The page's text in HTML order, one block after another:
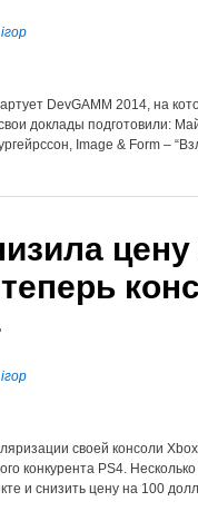
DevGAMM 2014, на
доклады подготовили:
Image & Form –
своей консоли
конкурента PS4.
и снизить цену на 100